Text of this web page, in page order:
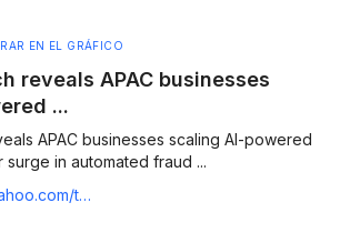
EN EL GRÁFICO
reveals APAC businesses
...
APAC businesses scaling AI-powered
in automated fraud ...
apac-businesses-030000986.html